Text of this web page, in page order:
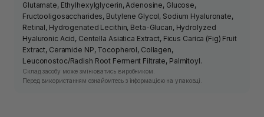
Glutamate, Ethylhexylglycerin, Adenosine, Glucose,
Fructooligosaccharides, Butylene Glycol, Sodium Hyaluronate,
Retinal, Hydrogenated Lecithin, Beta-Glucan, Hydrolyzed
Hyaluronic Acid, Centella Asiatica Extract, Ficus Carica (Fig) Fruit
Extract, Ceramide NP, Tocopherol, Collagen,
Leuconostoc/Radish Root Ferment Filtrate, Palmitoyl.
Склад засобу може змінюватись виробником.
Перед використанням ознайомтесь з інформацією на упаковці.